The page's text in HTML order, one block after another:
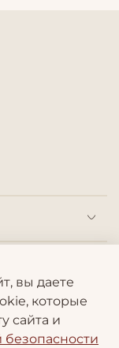
вы даете
которые
сайта и
безопасности